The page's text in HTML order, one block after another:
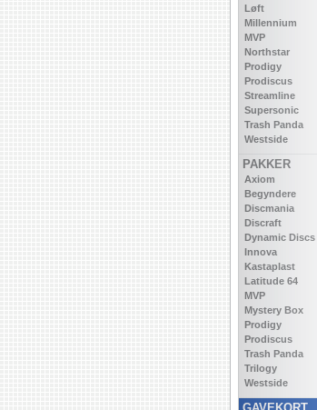
Løft
Millennium
MVP
Northstar
Prodigy
Prodiscus
Streamline
Supersonic
Trash Panda
Westside
PAKKER
Axiom
Begyndere
Discmania
Discraft
Dynamic Discs
Innova
Kastaplast
Latitude 64
MVP
Mystery Box
Prodigy
Prodiscus
Trash Panda
Trilogy
Westside